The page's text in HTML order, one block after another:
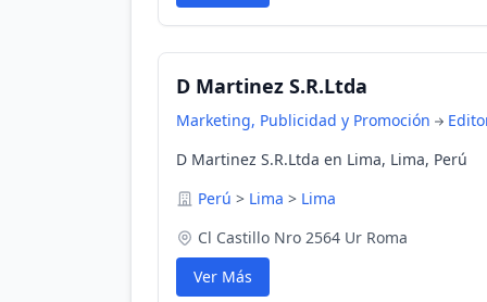
D Martinez S.R.Ltda
Marketing, Publicidad y Promoción
D Martinez S.R.Ltda en Lima, Lima, Perú
Perú > Lima > Lima
Cl Castillo Nro 2564 Ur Roma
Ver Más